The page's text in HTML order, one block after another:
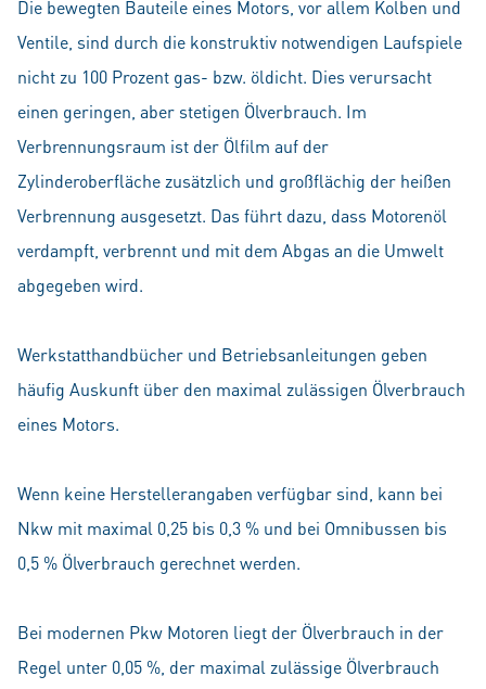
Die bewegten Bauteile eines Motors, vor allem Kolben und
Ventile, sind durch die konstruktiv notwendigen Laufspiele
nicht zu 100 Prozent gas- bzw. öldicht. Dies verursacht
einen geringen, aber stetigen Ölverbrauch. Im
Verbrennungsraum ist der Ölfilm auf der
Zylinderoberfläche zusätzlich und großflächig der heißen
Verbrennung ausgesetzt. Das führt dazu, dass Motorenöl
verdampft, verbrennt und mit dem Abgas an die Umwelt
abgegeben wird.
Werkstatthandbücher und Betriebsanleitungen geben
häufig Auskunft über den maximal zulässigen Ölverbrauch
eines Motors.
Wenn keine Herstellerangaben verfügbar sind, kann bei
Nkw mit maximal 0,25 bis 0,3 % und bei Omnibussen bis
0,5 % Ölverbrauch gerechnet werden.
Bei modernen Pkw Motoren liegt der Ölverbrauch in der
Regel unter 0,05 %, der maximal zulässige Ölverbrauch